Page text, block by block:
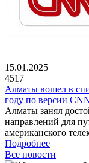
15.01.2025
4517
Алматы вошел в
году по версии
Алматы занял
направлений для
американского
Подробнее
Все новости